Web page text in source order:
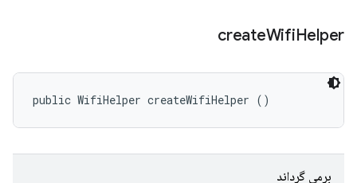
createWifiHelper
public WifiHelper createWifiHelper ()
برمی گرداند